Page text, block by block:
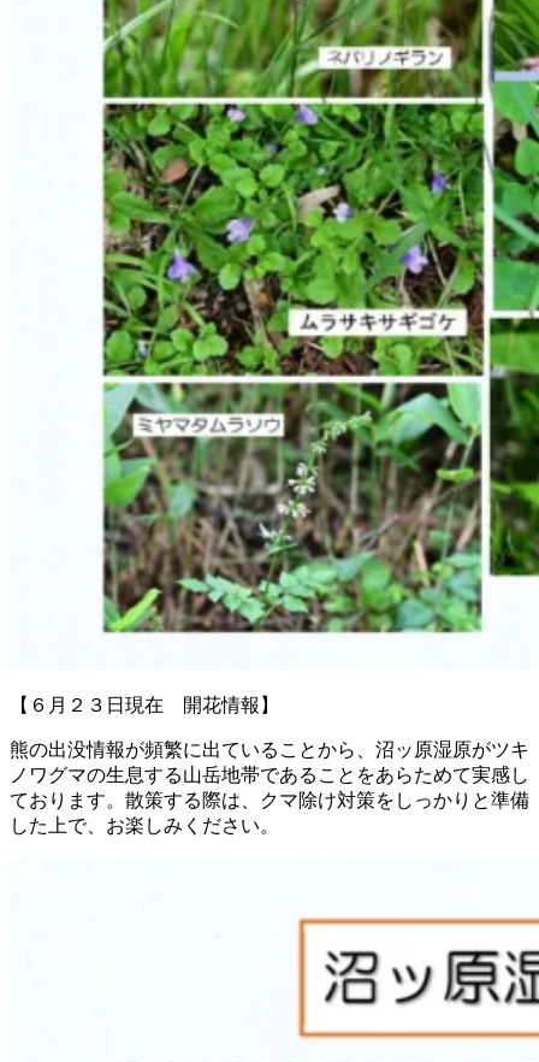
【６月２３日現在 開花情報】
熊の出没情報が頻繁に出ていることから、沼ッ原湿原がツキ
ノワグマの生息する山岳地帯であることをあらためて実感し
ております。散策する際は、クマ除け対策をしっかりと準備
した上で、お楽しみください。